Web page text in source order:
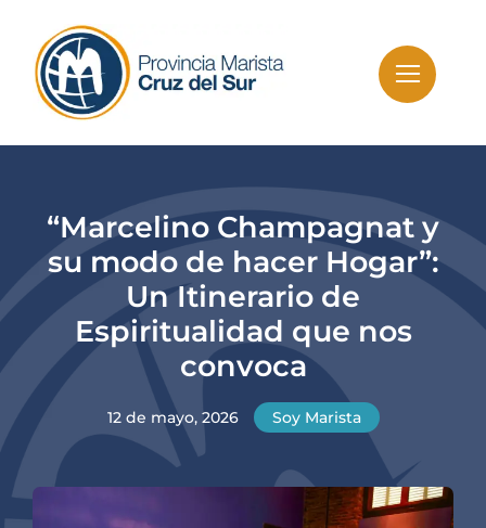
content
“Marcelino Champagnat y
su modo de hacer Hogar”:
Un Itinerario de
Espiritualidad que nos
convoca
12 de mayo, 2026 Soy Marista